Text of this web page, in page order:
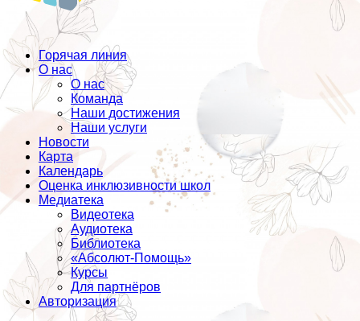
Горячая линия
О нас
О нас
Команда
Наши достижения
Наши услуги
Новости
Карта
Календарь
Оценка инклюзивности школ
Медиатека
Видеотека
Аудиотека
Библиотека
«Абсолют-Помощь»
Курсы
Для партнёров
Авторизация